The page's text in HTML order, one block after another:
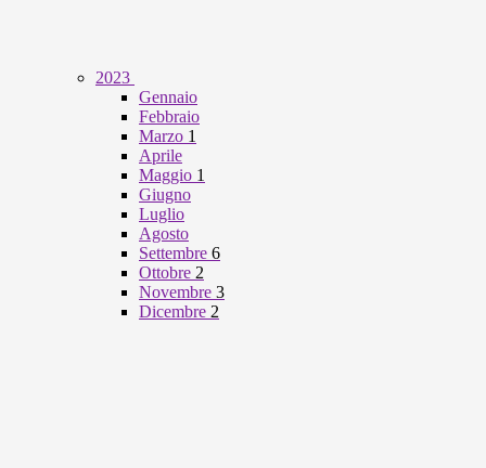
2023
Gennaio
Febbraio
Marzo 1
Aprile
Maggio 1
Giugno
Luglio
Agosto
Settembre 6
Ottobre 2
Novembre 3
Dicembre 2